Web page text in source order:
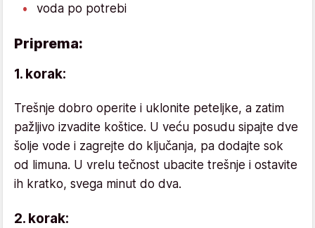
voda po potrebi
Priprema:
1. korak:
Trešnje dobro operite i uklonite peteljke, a zatim
pažljivo izvadite koštice. U veću posudu sipajte dve
šolje vode i zagrejte do ključanja, pa dodajte sok
od limuna. U vrelu tečnost ubacite trešnje i ostavite
ih kratko, svega minut do dva.
2. korak: